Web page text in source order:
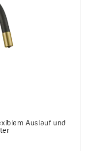
flexiblem Auslauf und
zł
1 Becken
zł